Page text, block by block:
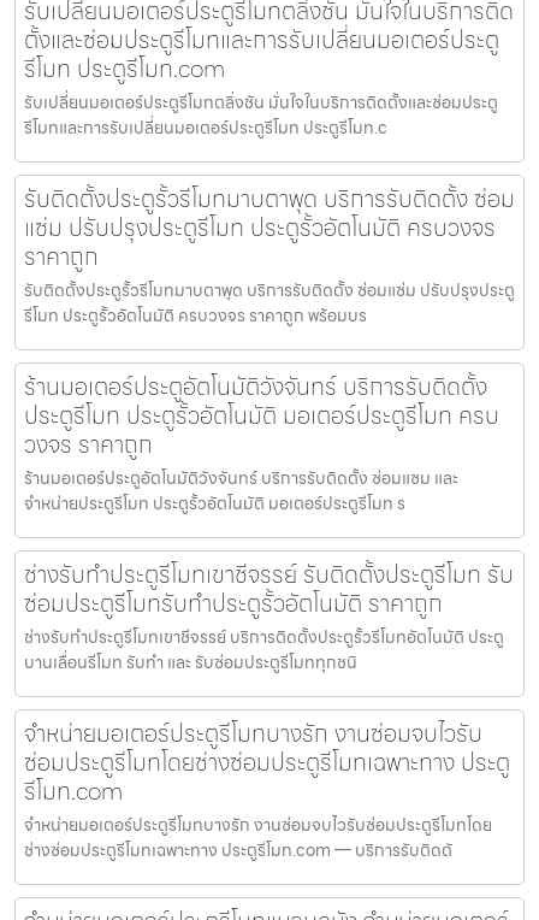
รับเปลี่ยนมอเตอร์ประตูรีโมทตลิ่งชัน มั่นใจในบริการติด
ตั้งและซ่อมประตูรีโมทและการรับเปลี่ยนมอเตอร์ประตู
รีโมท ประตูรีโมท.com
รับเปลี่ยนมอเตอร์ประตูรีโมทตลิ่งชัน มั่นใจในบริการติดตั้งและซ่อมประตู
รีโมทและการรับเปลี่ยนมอเตอร์ประตูรีโมท ประตูรีโมท.c
รับติดตั้งประตูรั้วรีโมทมาบตาพุด บริการรับติดตั้ง ซ่อม
แซ่ม ปรับปรุงประตูรีโมท ประตูรั้วอัตโนมัติ ครบวงจร
ราคาถูก
รับติดตั้งประตูรั้วรีโมทมาบตาพุด บริการรับติดตั้ง ซ่อมแซ่ม ปรับปรุงประตู
รีโมท ประตูรั้วอัตโนมัติ ครบวงจร ราคาถูก พร้อมบร
ร้านมอเตอร์ประตูอัตโนมัติวังจันทร์ บริการรับติดตั้ง
ประตูรีโมท ประตูรั้วอัตโนมัติ มอเตอร์ประตูรีโมท ครบ
วงจร ราคาถูก
ร้านมอเตอร์ประตูอัตโนมัติวังจันทร์ บริการรับติดตั้ง ซ่อมแซม และ
จำหน่ายประตูรีโมท ประตูรั้วอัตโนมัติ มอเตอร์ประตูรีโมท ร
ช่างรับทำประตูรีโมทเขาชีจรรย์ รับติดตั้งประตูรีโมท รับ
ซ่อมประตูรีโมทรับทำประตูรั้วอัตโนมัติ ราคาถูก
ช่างรับทำประตูรีโมทเขาชีจรรย์ บริการติดตั้งประตูรั้วรีโมทอัตโนมัติ ประตู
บานเลื่อนรีโมท รับทำ และ รับซ่อมประตูรีโมททุกชนิ
จำหน่ายมอเตอร์ประตูรีโมทบางรัก งานซ่อมจบไวรับ
ซ่อมประตูรีโมทโดยช่างซ่อมประตูรีโมทเฉพาะทาง ประตู
รีโมท.com
จำหน่ายมอเตอร์ประตูรีโมทบางรัก งานซ่อมจบไวรับซ่อมประตูรีโมทโดย
ช่างซ่อมประตูรีโมทเฉพาะทาง ประตูรีโมท.com — บริการรับติดตั